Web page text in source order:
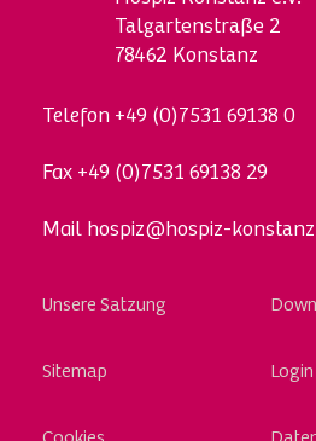
Talgartenstraße 2
78462 Konstanz
Telefon +49 (0)7531 69138 0
Fax +49 (0)7531 69138 29
Mail hospiz@hospiz-
to
Unsere Satzung
Sitemap Login